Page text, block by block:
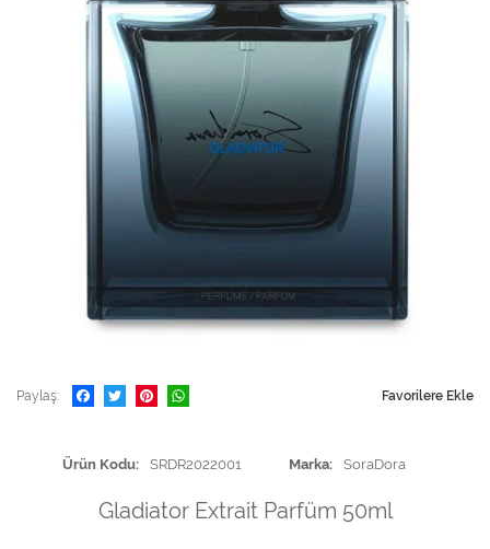
Paylaş Favorilere Ekle
Ürün Kodu SRDR2022001 Marka SoraDora
Gladiator Extrait Parfüm 50ml